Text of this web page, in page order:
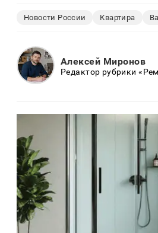
Новости России Квартира
Алексей Миронов
Редактор рубрики